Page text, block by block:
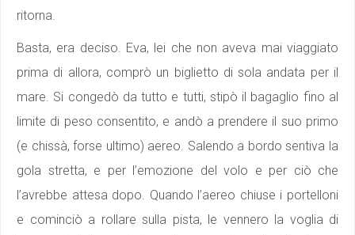
ritorna.
Basta, era deciso. Eva, lei che non aveva mai viaggiato
prima di allora, comprò un biglietto di sola andata per il
mare. Si congedò da tutto e tutti, stipò il bagaglio fino al
limite di peso consentito, e andò a prendere il suo primo
(e chissà, forse ultimo) aereo. Salendo a bordo sentiva la
gola stretta, e per l’emozione del volo e per ciò che
l’avrebbe attesa dopo. Quando l’aereo chiuse i portelloni
e cominciò a rollare sulla pista, le vennero la voglia di